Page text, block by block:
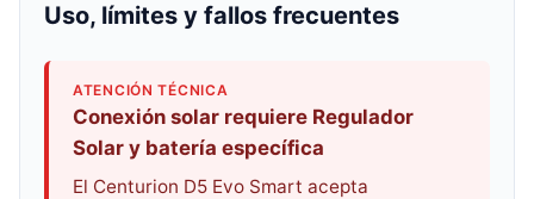
Uso, límites y fallos frecuentes
ATENCIÓN TÉCNICA
Conexión solar requiere Regulador
Solar y batería específica
El Centurion D5 Evo Smart acepta